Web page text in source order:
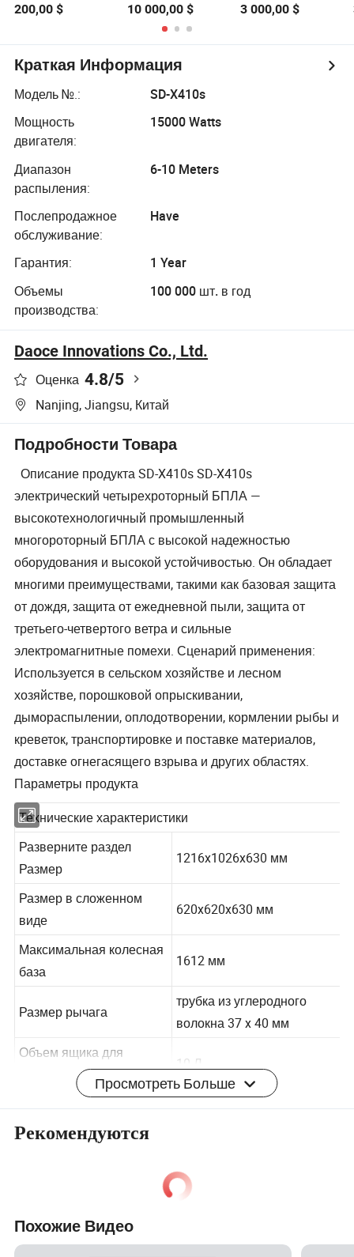
линий
промышленный,
вертикально
взлетающий и
садящийся,
крыло,
многороторный,
гексакоптер,
гибридный,
время полета,
дальность,
нагрузка,
беспилотный
летательный
аппарат
200,00 $ 10 000,00 $
коммерческих
3 000,00 $
Краткая Информация
Модель №.:
SD-X410s
Мощность
двигателя:
15000 Watts
Диапазон
распыления:
6-10 Meters
Послепродажное
обслуживание:
Have
Гарантия:
1 Year
Объемы
производства:
100 000 шт. в год
Daoce Innovations Co., Ltd.
Оценка 4.8/5
Nanjing, Jiangsu, Китай
Подробности Товара
Описание продукта SD-X410s SD-X410s
электрический четырехроторный БПЛА —
высокотехнологичный промышленный
многороторный БПЛА с высокой надежностью
оборудования и высокой устойчивостью. Он обладает
многими преимуществами, такими как базовая защита
от дождя, защита от ежедневной пыли, защита от
третьего-четвертого ветра и сильные
электромагнитные помехи. Сценарий применения:
Используется в сельском хозяйстве и лесном
хозяйстве, порошковой опрыскивании,
дымораспылении, оплодотворении, кормлении рыбы и
креветок, транспортировке и поставке материалов,
доставке огнегасящего взрыва и других областях.
Параметры продукта
Технические характеристики
Разверните раздел
Размер
1216x1026x630 мм
Размер в сложенном
виде
620x620x630 мм
Максимальная колесная
1612 мм
трубка из углеродного
Объем ящика для
10 Л.
Параметры дрона
Рекомендуемая конфигурация
(дополнительно)
Система питания
Просмотреть Больше
Рекомендуются
Похожие Видео